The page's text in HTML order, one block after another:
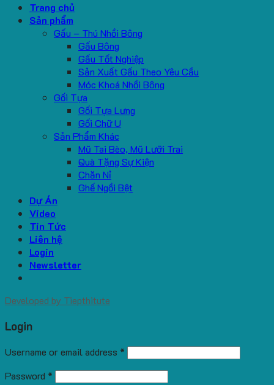
Trang chủ
Sản phẩm
Gấu – Thú Nhồi Bông
Gấu Bông
Gấu Tốt Nghiệp
Sản Xuất Gấu Theo Yêu Cầu
Móc Khoá Nhồi Bông
Gối Tựa
Gối Tựa Lưng
Gối Chữ U
Sản Phẩm Khác
Mũ Tai Bèo, Mũ Lưỡi Trai
Quà Tặng Sự Kiện
Chăn Nỉ
Ghế Ngồi Bệt
Dự Án
Video
Tin Tức
Liên hệ
Login
Newsletter
Developed by Tiepthitute
Login
Username or email address *
Password *